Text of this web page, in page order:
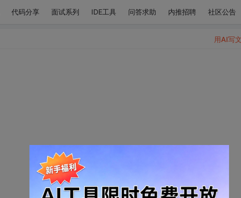
代码分享 面试系列 IDE工具 问答求助 内推招聘 社区公告
用AI写